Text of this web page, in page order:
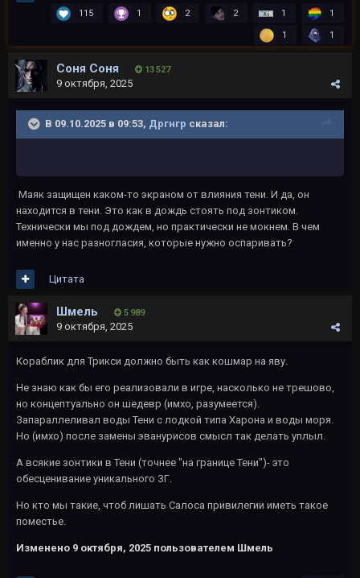
115 1 2 2 1 1
1 1
Соня Соня 13 527
9 октября, 2025
В 09.10.2025 в 09:53, Дргнгр сказал:
Маяк защищен каком-то экраном от влияния тени. И да, он
находится в тени. Это как в дождь стоять под зонтиком.
Технически мы под дождем, но практически не мокнем. В чем
именно у нас разногласия, которые нужно оспаривать?
Цитата
Шмель 5 989
9 октября, 2025
Кораблик для Трикси должно быть как кошмар на яву.
Не знаю как бы его реализовали в игре, насколько не трешово,
но концептуально он шедевр (имхо, разумеется).
Запараллеливал воды Тени с лодкой типа Харона и воды моря.
Но (имхо) после замены эванурисов смысл так делать уплыл.
А всякие зонтики в Тени (точнее "на границе Тени")- это
обесценивание уникального ЗГ.
Но кто мы такие, чтоб лишать Салоса привилегии иметь такое
поместье.
Изменено 9 октября, 2025 пользователем Шмель